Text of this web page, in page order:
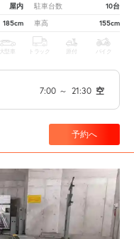
屋内 駐車台数 10台
185cm 車高 155cm
大型車 トラック 原付 バイク
7:00 ～ 21:30 空
予約へ